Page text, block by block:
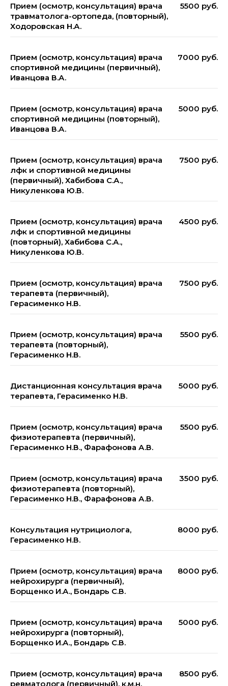
Прием (осмотр, консультация) врача
травматолога-ортопеда, (повторный),
Ходоровская Н.А.
5500 руб.
Прием (осмотр, консультация) врача
спортивной медицины (первичный),
Иванцова В.А.
7000 руб.
Прием (осмотр, консультация) врача
спортивной медицины (повторный),
Иванцова В.А.
5000 руб.
Прием (осмотр, консультация) врача
лфк и спортивной медицины
(первичный), Хабибова С.А.,
Никуленкова Ю.В.
7500 руб.
Прием (осмотр, консультация) врача
лфк и спортивной медицины
(повторный), Хабибова С.А.,
Никуленкова Ю.В.
4500 руб.
Прием (осмотр, консультация) врача
терапевта (первичный),
Герасименко Н.В.
7500 руб.
Прием (осмотр, консультация) врача
терапевта (повторный),
Герасименко Н.В.
5500 руб.
Дистанционная консультация врача
терапевта, Герасименко Н.В.
5000 руб.
Прием (осмотр, консультация) врача
физиотерапевта (первичный),
Герасименко Н.В., Фарафонова А.В.
5500 руб.
Прием (осмотр, консультация) врача
физиотерапевта (повторный),
Герасименко Н.В., Фарафонова А.В.
3500 руб.
Консультация нутрициолога,
Герасименко Н.В.
8000 руб.
Прием (осмотр, консультация) врача
нейрохирурга (первичный),
Борщенко И.А., Бондарь С.В.
8000 руб.
Прием (осмотр, консультация) врача
нейрохирурга (повторный),
Борщенко И.А., Бондарь С.В.
5000 руб.
Прием (осмотр, консультация) врача
ревматолога (первичный), к.м.н.
8500 руб.